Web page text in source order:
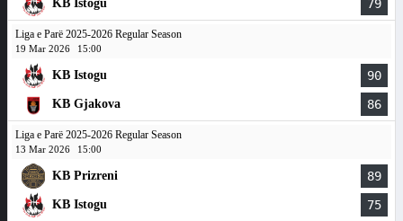
KB Istogu 79
Liga e Parë 2025-2026 Regular Season
19 Mar 2026 15:00
KB Istogu 90
KB Gjakova 86
Liga e Parë 2025-2026 Regular Season
13 Mar 2026 15:00
KB Prizreni 89
KB Istogu 75